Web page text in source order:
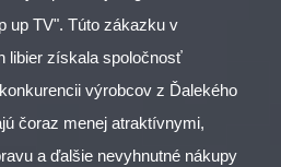
up TV". Túto zákazku v
libier získala spoločnosť
výrobcov z Ďalekého
čoraz menej atraktívnymi,
a ďalšie nevyhnutné nákupy